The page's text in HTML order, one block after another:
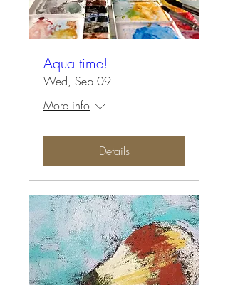
Aqua time!
Wed, Sep 09
More info
Details